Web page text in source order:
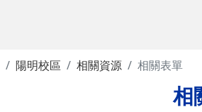
陽明校區 相關資源 相關表單
相